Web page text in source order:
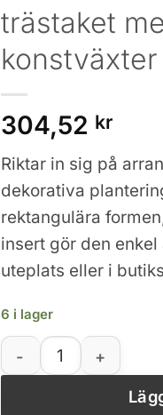
trästaket
konstväxter
304,52 kr
Riktar in sig på
dekorativa
rektangulära
insert gör den
uteplats eller i
6 i lager
Dekorativt